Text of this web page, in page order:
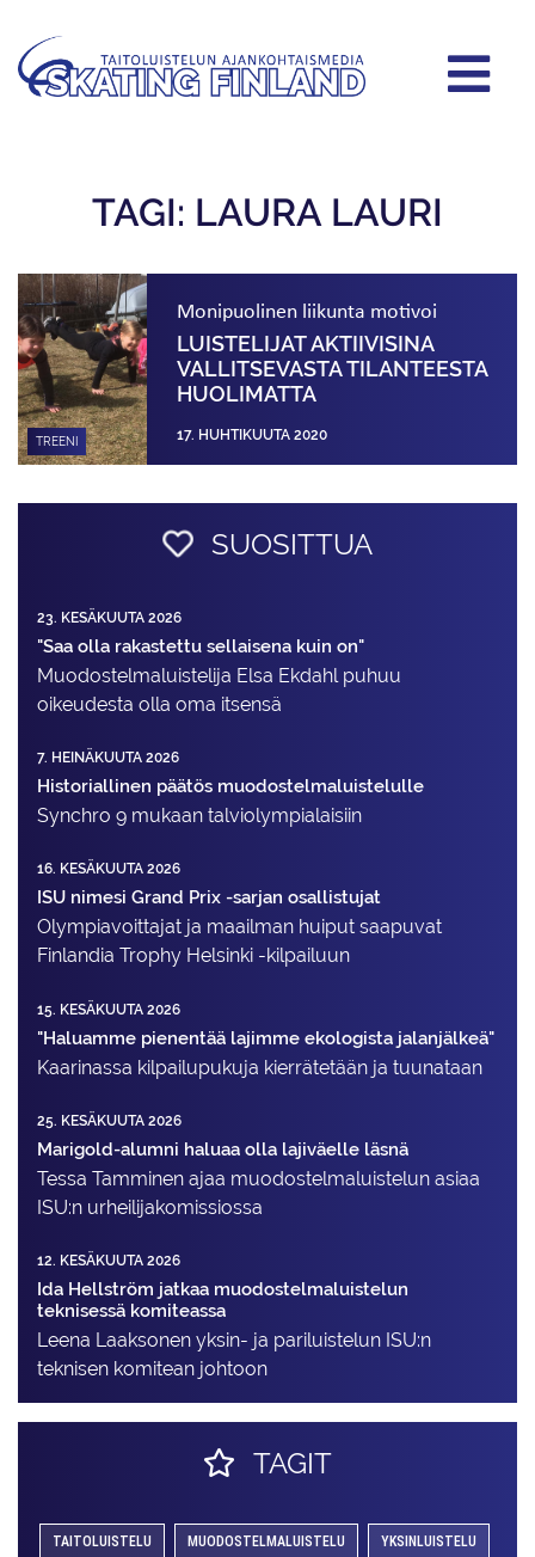
TAGI: LAURA LAURI
TREENI
Monipuolinen liikunta motivoi
LUISTELIJAT AKTIIVISINA
VALLITSEVASTA TILANTEESTA
HUOLIMATTA
17. HUHTIKUUTA 2020
SUOSITTUA
23. KESÄKUUTA 2026
"Saa olla rakastettu sellaisena kuin on"
Muodostelma­luistelija Elsa Ekdahl puhuu
oikeudesta olla oma itsensä
7. HEINÄKUUTA 2026
Historiallinen päätös muodostelmaluistelulle
Synchro 9 mukaan talviolympialaisiin
16. KESÄKUUTA 2026
ISU nimesi Grand Prix -sarjan osallistujat
Olympiavoittajat ja maailman huiput saapuvat
Finlandia Trophy Helsinki -kilpailuun
15. KESÄKUUTA 2026
"Haluamme pienentää lajimme ekologista jalanjälkeä"
Kaarinassa kilpailupukuja kierrätetään ja tuunataan
25. KESÄKUUTA 2026
Marigold-alumni haluaa olla lajiväelle läsnä
Tessa Tamminen ajaa muodostelma­luistelun asiaa
ISU:n urheilija­komissiossa
12. KESÄKUUTA 2026
Ida Hellström jatkaa muodostelmaluistelun
teknisessä komiteassa
Leena Laaksonen yksin- ja pariluistelun ISU:n
teknisen komitean johtoon
TAGIT
TAITOLUISTELU MUODOSTELMALUISTELU YKSINLUISTELU